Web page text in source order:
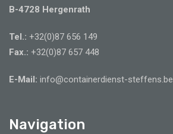
B-4728 Hergenrath
Tel.: +32(0)87 656 149
Fax.: +32(0)87 657 448
E-Mail: info@containerdienst-steffens.be
Navigation